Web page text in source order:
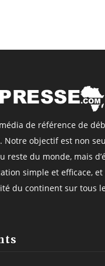
de référence de
Notre objectif est non
reste du monde, mais
simple et efficace, et
du continent sur tous